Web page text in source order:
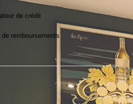
de crédit
de remboursements